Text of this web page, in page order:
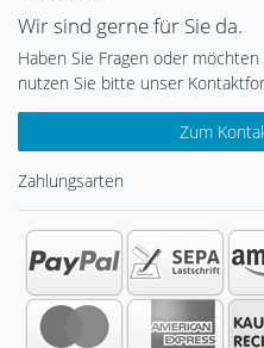
Wir sind gerne für Sie da.
Haben Sie Fragen oder
nutzen Sie bitte unser
Zum
Zahlungsarten